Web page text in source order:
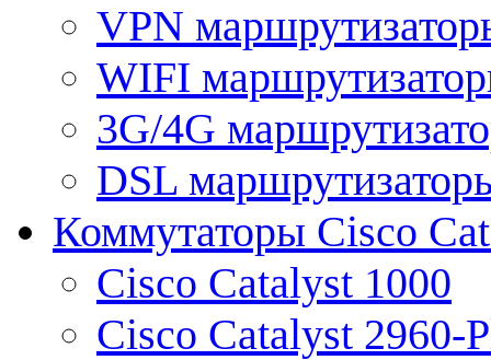
VPN
WIFI
3G/4G
DSL
Коммутаторы Cisco
Cisco Catalyst 1000
Cisco Catalyst 2960-